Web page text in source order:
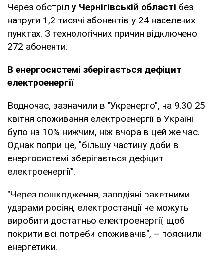
Через обстріл у Чернігівській області без
напруги 1,2 тисячі абонентів у 24 населених
пунктах. З технологічних причин відключено
272 абоненти.
В енергосистемі зберігається дефіцит
електроенергії
Водночас, зазначили в "Укренерго", на 9.30 25
квітня споживання електроенергії в Україні
було на 10% нижчим, ніж вчора в цей же час.
Однак попри це, "більшу частину доби в
енергосистемі зберігається дефіцит
електроенергії".
"Через пошкодження, заподіяні ракетними
ударами росіян, електростанції не можуть
виробити достатньо електроенергії, щоб
покрити всі потреби споживачів", – пояснили
енергетики.